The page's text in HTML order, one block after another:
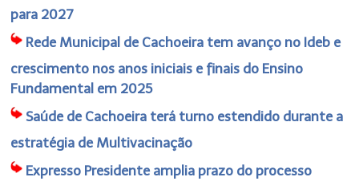
para 2027
Rede Municipal de Cachoeira tem avanço no Ideb e
crescimento nos anos iniciais e finais do Ensino
Fundamental em 2025
Saúde de Cachoeira terá turno estendido durante a
estratégia de Multivacinação
Expresso Presidente amplia prazo do processo